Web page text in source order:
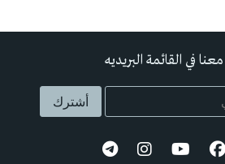
في القائمة البريديه